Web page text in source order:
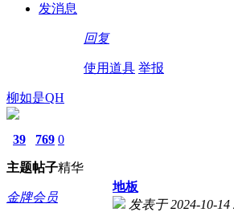
发消息
回复
使用道具 举报
柳如是QH
39
主题
769
帖子
0
精华
金牌会员
地板
发表于 2024-10-14